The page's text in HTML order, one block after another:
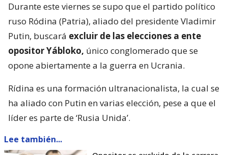
Durante este viernes se supo que el partido político
ruso Ródina (Patria), aliado del presidente Vladimir
Putin, buscará excluir de las elecciones a ente
opositor Yábloko, único conglomerado que se
opone abiertamente a la guerra en Ucrania.
Rídina es una formación ultranacionalista, la cual se
ha aliado con Putin en varias elección, pese a que el
líder es parte de ‘Rusia Unida’.
Lee también...